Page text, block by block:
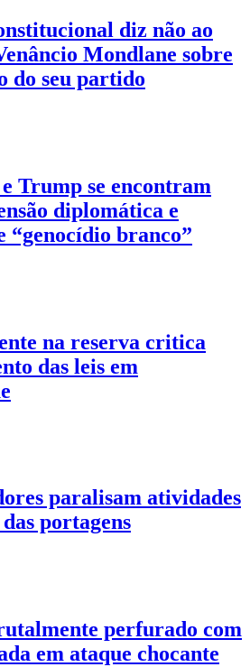
diz não ao
Mondlane sobre
do seu partido
Trump se encontram
diplomática e
“genocídio branco”
na reserva critica
das leis em
paralisam atividades
portagens
perfurado com
em ataque chocante